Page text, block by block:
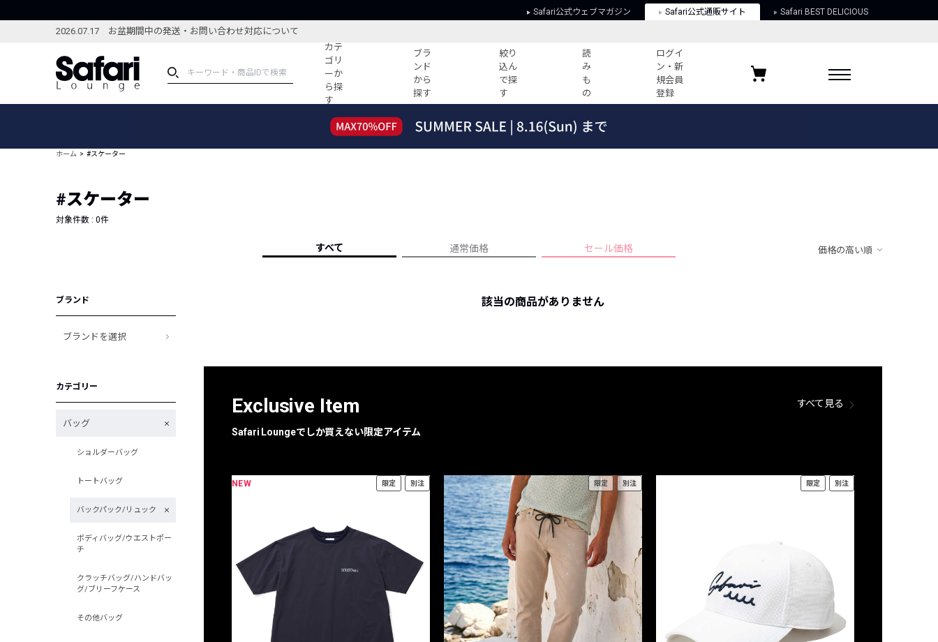
Safari公式ウェブマガジン Safari公式通販サイト Safari BEST DELICIOUS
2026.07.17 お盆期間中の発送・お問い合わせ対応について
カテ
ゴリ
ーか
ら探
す
ブラ
ンド
から
探す
絞り
込ん
で探
す
読
み
も
の
ログイ
ン・新
規会員
登録
ブランドから探す
新着アイテム
編集部のおすすめアイテム
すべての記事
人気記事ランキング
フォーカスブランド
プライバシーポリシー
お気に入りブランド
ホーム #スケーター
#スケーター
対象件数 : 0件
すべて 通常価格 セール価格 価格の高い順
ブランド
ブランドを選択
カテゴリー
バッグ
ショルダーバッグ
トートバッグ
バックパック/リュック
ボディバッグ/ウエストポー
チ
クラッチバッグ/ハンドバッ
グ/ブリーフケース
その他バッグ
該当の商品がありません
Exclusive Item
Safari Loungeでしか買えない限定アイテム
すべて見る
NEW 限定 別注 限定 別注 限定 別注